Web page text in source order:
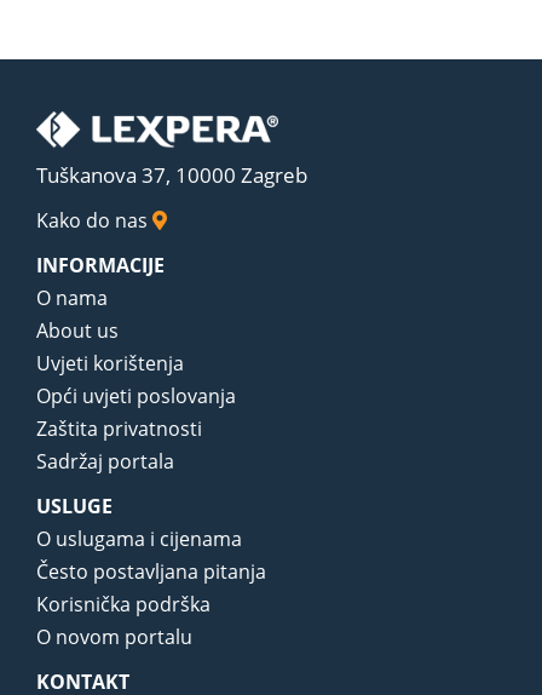
Tuškanova 37, 10000 Zagreb
Kako do nas
INFORMACIJE
O nama
About us
Uvjeti korištenja
Opći uvjeti poslovanja
Zaštita privatnosti
Sadržaj portala
USLUGE
O uslugama i cijenama
Često postavljana pitanja
Korisnička podrška
O novom portalu
KONTAKT